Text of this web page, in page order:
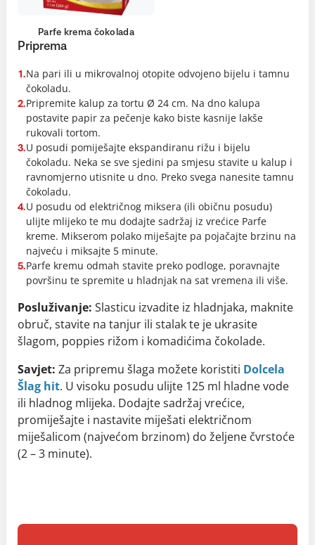
Parfe krema čokolada
Priprema
1.Na pari ili u mikrovalnoj otopite odvojeno bijelu i tamnu
čokoladu.
2.Pripremite kalup za tortu Ø 24 cm. Na dno kalupa
postavite papir za pečenje kako biste kasnije lakše
rukovali tortom.
3.U posudi pomiješajte ekspandiranu rižu i bijelu
čokoladu. Neka se sve sjedini pa smjesu stavite u kalup i
ravnomjerno utisnite u dno. Preko svega nanesite tamnu
čokoladu.
4.U posudu od električnog miksera (ili običnu posudu)
ulijte mlijeko te mu dodajte sadržaj iz vrećice Parfe
kreme. Mikserom polako miješajte pa pojačajte brzinu na
najveću i miksajte 5 minute.
5.Parfe kremu odmah stavite preko podloge, poravnajte
površinu te spremite u hladnjak na sat vremena ili više.
Posluživanje: Slasticu izvadite iz hladnjaka, maknite
obruč, stavite na tanjur ili stalak te je ukrasite
šlagom, poppies rižom i komadićima čokolade.
Savjet: Za pripremu šlaga možete koristiti Dolcela
Šlag hit. U visoku posudu ulijte 125 ml hladne vode
ili hladnog mlijeka. Dodajte sadržaj vrećice,
promiješajte i nastavite miješati električnom
miješalicom (najvećom brzinom) do željene čvrstoće
(2 – 3 minute).